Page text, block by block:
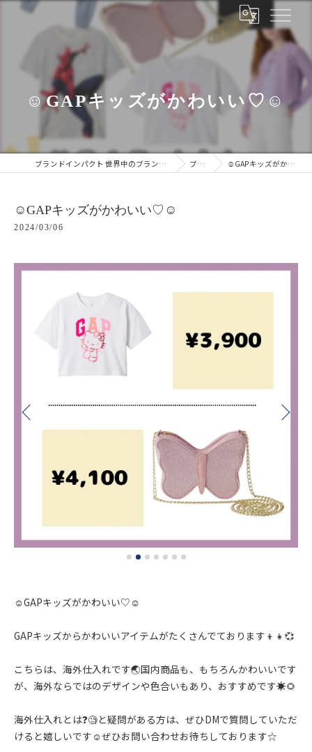
☺︎GAPキッズがかわいい♡☺︎
ブランドインパクト 世界中のブランドをあなたの手に ブログ ☺︎GAPキッズがかわいい♡☺︎
☺︎GAPキッズがかわいい♡☺︎
2024/03/06
☺︎GAPキッズがかわいい♡☺︎
GAPキッズからかわいいアイテムがたくさんでております👦👧💞
こちらは、海外仕入れです🌏国内商品も、もちろんかわいいです
が、海外ならではのデザインや色合いもあり、おすすめです☀️🌻
海外仕入れとは❓🧐と疑問がある方は、ぜひDMで質問していただ
けると嬉しいです☺️ぜひお問い合わせお待ちしております☆